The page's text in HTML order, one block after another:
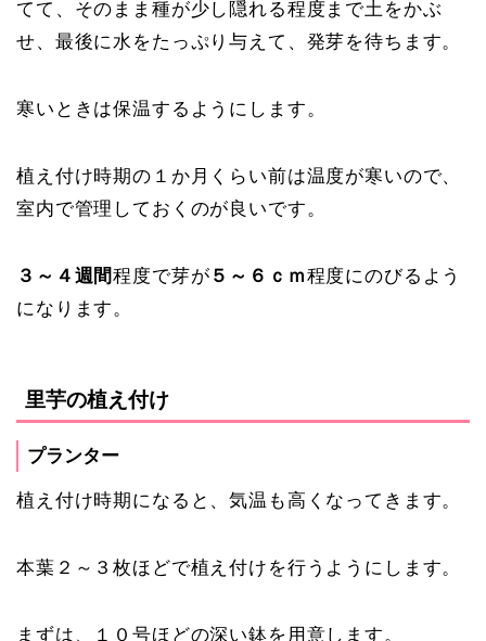
てて、そのまま種が少し隠れる程度まで土をかぶ
せ、最後に水をたっぷり与えて、発芽を待ちます。
寒いときは保温するようにします。
植え付け時期の１か月くらい前は温度が寒いので、
室内で管理しておくのが良いです。
３～４週間程度で芽が ５～６ｃｍ程度にのびるよう
になります。
里芋の植え付け
プランター
植え付け時期になると、気温も高くなってきます。
本葉２～３枚ほどで植え付けを行うようにします。
まずは、１０号ほどの深い鉢を用意します。